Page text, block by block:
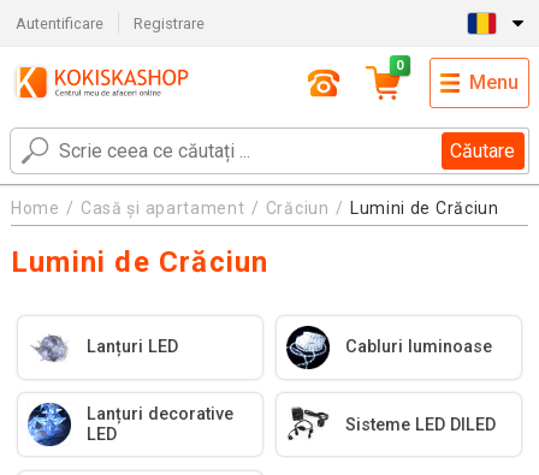
Autentificare Registrare
Căutare
0
Menu
Home Casă și apartament Crăciun Lumini de Crăciun
Lumini de Crăciun
Lanțuri LED Cabluri luminoase
Lanțuri decorative
LED
Sisteme LED DILED